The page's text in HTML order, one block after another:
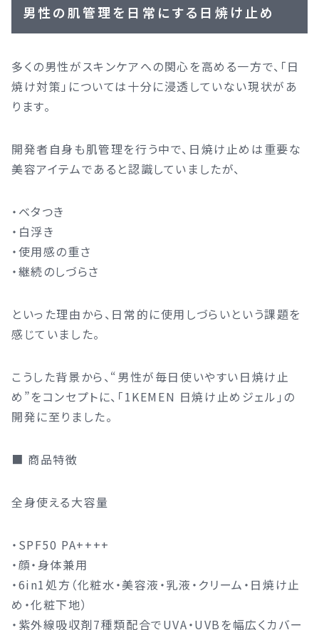
男性の肌管理を日常にする日焼け止め
多くの男性がスキンケアへの関心を高める一方で、「日
焼け対策」については十分に浸透していない現状があ
ります。
開発者自身も肌管理を行う中で、日焼け止めは重要な
美容アイテムであると認識していましたが、
・ベタつき
・白浮き
・使用感の重さ
・継続のしづらさ
といった理由から、日常的に使用しづらいという課題を
感じていました。
こうした背景から、“男性が毎日使いやすい日焼け止
め”をコンセプトに、「1KEMEN 日焼け止めジェル」の
開発に至りました。
■ 商品特徴
全身使える大容量
・SPF50 PA++++
・顔・身体兼用
・6in1処方（化粧水・美容液・乳液・クリーム・日焼け止
め・化粧下地）
・紫外線吸収剤7種類配合でUVA・UVBを幅広くカバー